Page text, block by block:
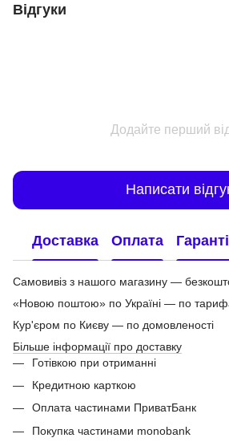
Відгуки
Додайте перший
Написати
Доставка Оплата
Самовивіз з нашого магазину —
«Новою поштою» по Україні — по
Кур'єром по Києву — по домовленості
Більше інформації про доставку
Готівкою при отриманні
Кредитною карткою
Оплата частинами ПриватБанк
Покупка частинами monobank